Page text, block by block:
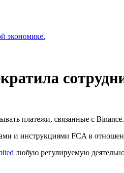
экономике.
платежи, связанные с
и инструкциями FCA в
любую регулируемую